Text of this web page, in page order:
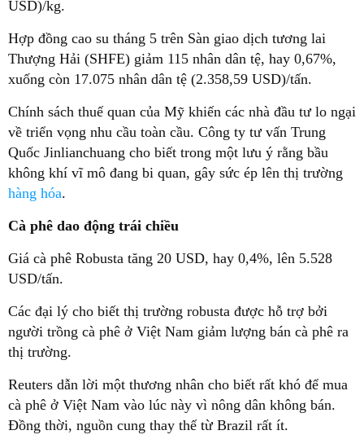
USD)/kg.
Hợp đồng cao su tháng 5 trên Sàn giao dịch tương lai
Thượng Hải (SHFE) giảm 115 nhân dân tệ, hay 0,67%,
xuống còn 17.075 nhân dân tệ (2.358,59 USD)/tấn.
Chính sách thuế quan của Mỹ khiến các nhà đầu tư lo ngại
về triển vọng nhu cầu toàn cầu. Công ty tư vấn Trung
Quốc Jinlianchuang cho biết trong một lưu ý rằng bầu
không khí vĩ mô đang bi quan, gây sức ép lên thị trường
hàng hóa.
Cà phê dao động trái chiều
Giá cà phê Robusta tăng 20 USD, hay 0,4%, lên 5.528
USD/tấn.
Các đại lý cho biết thị trường robusta được hỗ trợ bởi
người trồng cà phê ở Việt Nam giảm lượng bán cà phê ra
thị trường.
Reuters dẫn lời một thương nhân cho biết rất khó để mua
cà phê ở Việt Nam vào lúc này vì nông dân không bán.
Đồng thời, nguồn cung thay thế từ Brazil rất ít.